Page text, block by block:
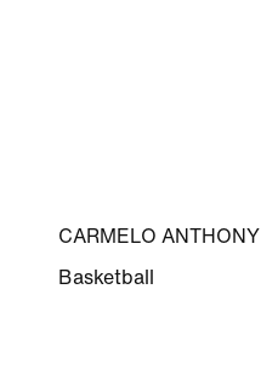
CARMELO ANTHONY
Basketball